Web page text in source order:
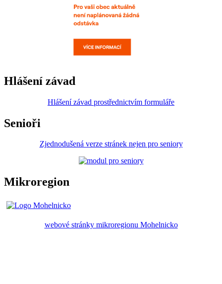
Hlášení závad
Hlášení závad prostřednictvím formuláře
Senioři
Zjednodušená verze stránek nejen pro seniory
Mikroregion
webové stránky mikroregionu Mohelnicko